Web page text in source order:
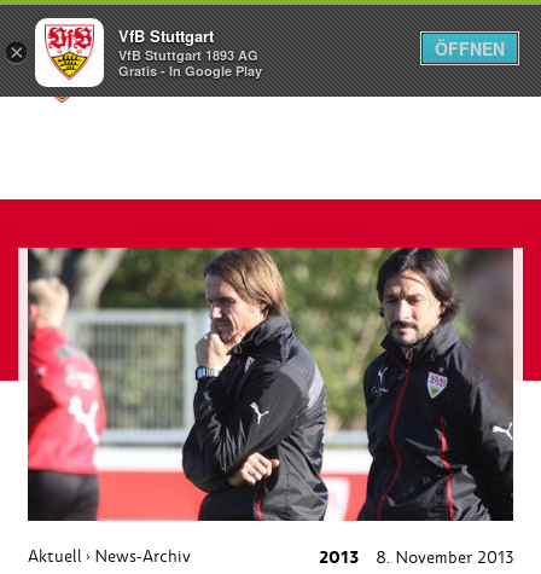
Menü
Aktuell › News-Archiv 2013 8. November 2013
×
VfB Stuttgart
VfB Stuttgart 1893 AG
Gratis - In Google Play
ÖFFNEN